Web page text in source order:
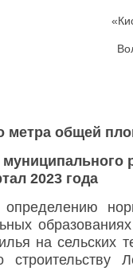
метра общей
2023 года
на сельских